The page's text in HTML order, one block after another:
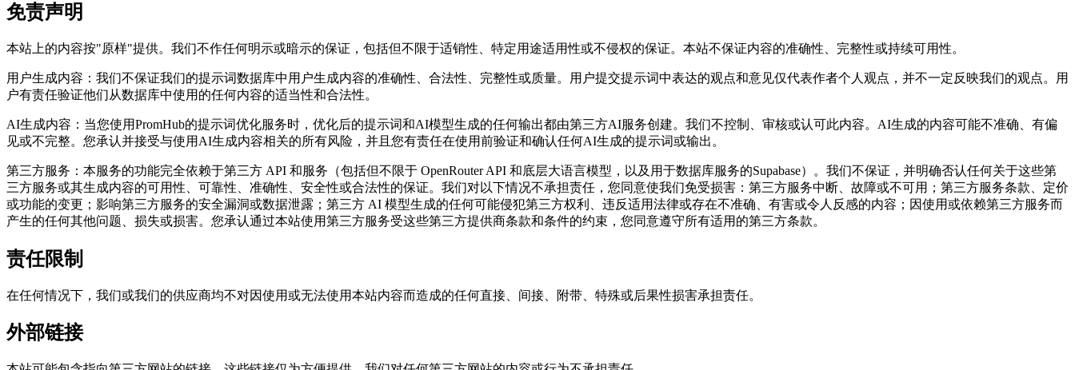
免责声明
本站上的内容按"原样"提供。我们不作任何明示或暗示的保证，包括但不限于适销性、特定用途适用性或不侵权的保证。本站不保证内容的准确性、完整性或持续可用性。
用户生成内容：我们不保证我们的提示词数据库中用户生成内容的准确性、合法性、完整性或质量。用户提交提示词中表达的观点和意见仅代表作者个人观点，并不一定反映我们的观点。用
户有责任验证他们从数据库中使用的任何内容的适当性和合法性。
AI生成内容：当您使用PromHub的提示词优化服务时，优化后的提示词和AI模型生成的任何输出都由第三方AI服务创建。我们不控制、审核或认可此内容。AI生成的内容可能不准确、有偏
见或不完整。您承认并接受与使用AI生成内容相关的所有风险，并且您有责任在使用前验证和确认任何AI生成的提示词或输出。
第三方服务：本服务的功能完全依赖于第三方 API 和服务（包括但不限于 OpenRouter API 和底层大语言模型，以及用于数据库服务的Supabase）。我们不保证，并明确否认任何关于这些第
三方服务或其生成内容的可用性、可靠性、准确性、安全性或合法性的保证。我们对以下情况不承担责任，您同意使我们免受损害：第三方服务中断、故障或不可用；第三方服务条款、定价
或功能的变更；影响第三方服务的安全漏洞或数据泄露；第三方 AI 模型生成的任何可能侵犯第三方权利、违反适用法律或存在不准确、有害或令人反感的内容；因使用或依赖第三方服务而
产生的任何其他问题、损失或损害。您承认通过本站使用第三方服务受这些第三方提供商条款和条件的约束，您同意遵守所有适用的第三方条款。
责任限制
在任何情况下，我们或我们的供应商均不对因使用或无法使用本站内容而造成的任何直接、间接、附带、特殊或后果性损害承担责任。
外部链接